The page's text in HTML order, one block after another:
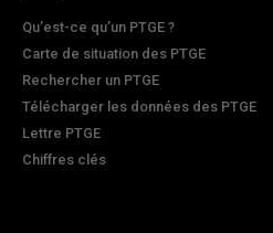
Qu’est-ce qu’un PTGE ?
Carte de situation des PTGE
Rechercher un PTGE
Télécharger les données des PTGE
Lettre PTGE
Chiffres clés